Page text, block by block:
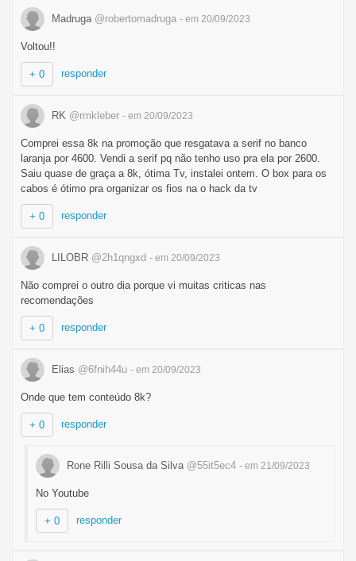
Madruga @robertomadruga - em 20/09/2023
Voltou!!
+ 0 responder
RK @rmkleber - em 20/09/2023
Comprei essa 8k na promoção que resgatava a serif no banco
laranja por 4600. Vendi a serif pq não tenho uso pra ela por 2600.
Saiu quase de graça a 8k, ótima Tv, instalei ontem. O box para os
cabos é ótimo pra organizar os fios na o hack da tv
+ 0 responder
LILOBR @2h1qngxd - em 20/09/2023
Não comprei o outro dia porque vi muitas criticas nas
recomendações
+ 0 responder
Elias @6fnih44u - em 20/09/2023
Onde que tem conteúdo 8k?
+ 0 responder
Rone Rilli Sousa da Silva @55it5ec4 - em 21/09/2023
No Youtube
+ 0 responder